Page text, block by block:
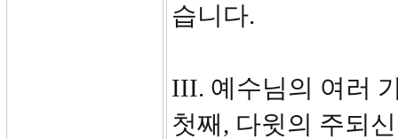
습니다.
III. 예수님의 여러
첫째, 다윗의 주되